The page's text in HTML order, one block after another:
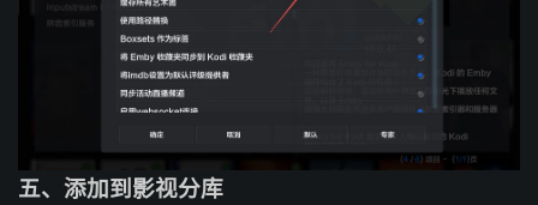
五、添加到影视分库